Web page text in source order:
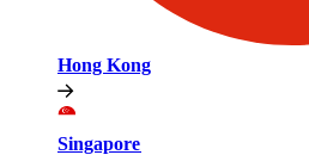
Hong Kong​​
Singapore​​